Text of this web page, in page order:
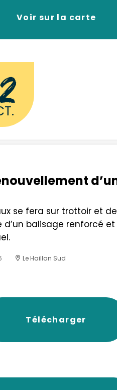
Voir sur la carte
se fera sur trottoir et
balisage renforcé
Le Haillan Sud
Télécharger